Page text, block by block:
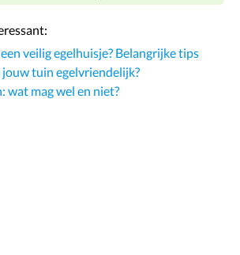
veilig egelhuisje? Belangrijke tips
jouw tuin egelvriendelijk?
wat mag wel en niet?